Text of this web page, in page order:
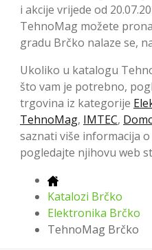
i akcije vrijede od
TehnoMag možete
gradu Brčko nalaze se,
Ukoliko u katalogu
što vam je potrebno,
trgovina iz kategorije
TehnoMag, IMTEC,
saznati više informacija
pogledajte njihovu web
Katalozi Brčko
Elektronika Brčko
TehnoMag Brčko